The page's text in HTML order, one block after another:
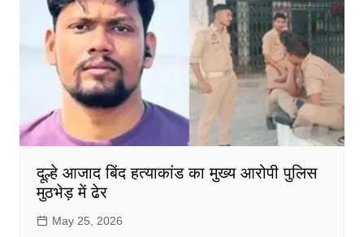
दूल्हे आजाद बिंद हत्याकांड का मुख्य आरोपी पुलिस
मुठभेड़ में ढेर
May 25, 2026